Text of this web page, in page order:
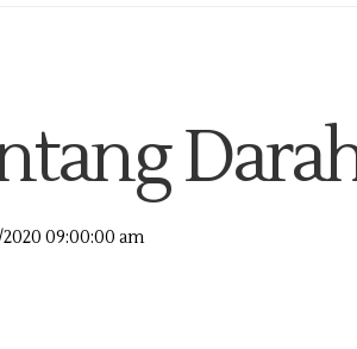
2020 09:00:00 am